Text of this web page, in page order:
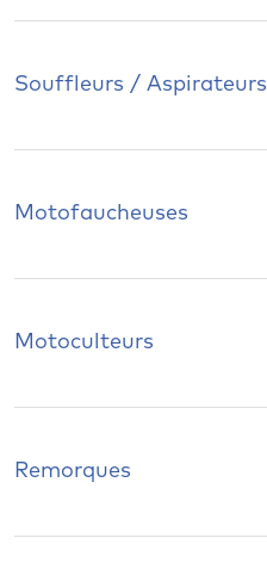
Souffleurs / Aspirateurs
Motofaucheuses
Motoculteurs
Remorques